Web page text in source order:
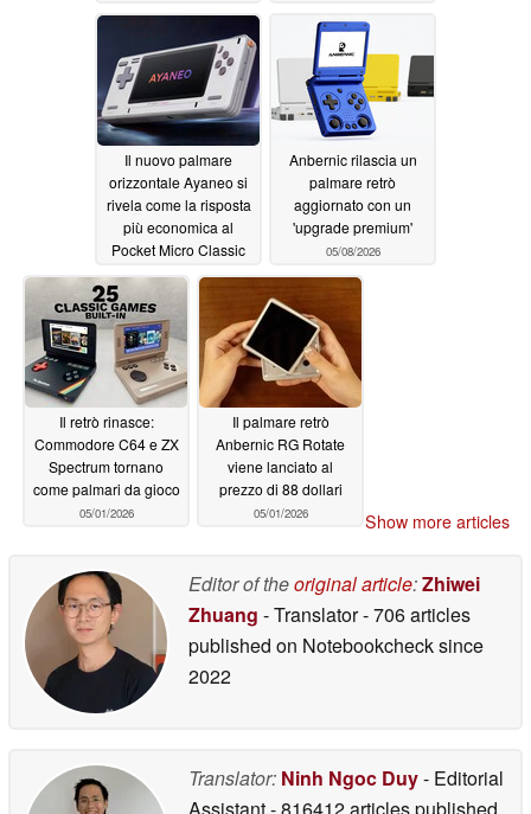
Il nuovo palmare
orizzontale Ayaneo si
rivela come la risposta
più economica al
Pocket Micro Classic
05/20/2026
Anbernic rilascia un
palmare retrò
aggiornato con un
'upgrade premium'
05/08/2026
Il retrò rinasce:
Commodore C64 e ZX
Spectrum tornano
come palmari da gioco
05/01/2026
Il palmare retrò
Anbernic RG Rotate
viene lanciato al
prezzo di 88 dollari
05/01/2026 Show more articles
Editor of theoriginal article:Zhiwei
Zhuang - Translator- 706 articles
published on Notebookchecksince
2022
Translator: Ninh Ngoc Duy- Editorial